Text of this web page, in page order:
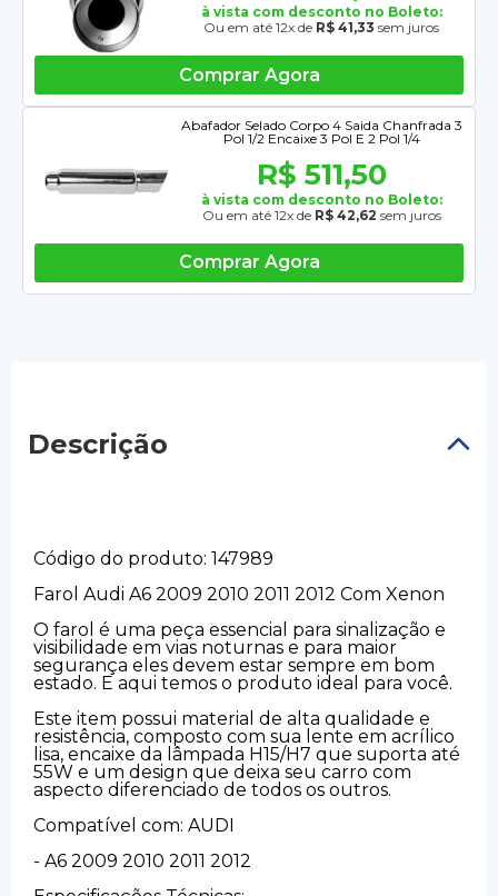
à vista com desconto no Boleto:
Ou em até 12x de R$ 41,33 sem juros
Comprar Agora
Abafador Selado Corpo 4 Saida Chanfrada 3
Pol 1/2 Encaixe 3 Pol E 2 Pol 1/4
R$ 511,50
à vista com desconto no Boleto:
Ou em até 12x de R$ 42,62 sem juros
Comprar Agora
Descrição
Código do produto: 147989
Farol Audi A6 2009 2010 2011 2012 Com Xenon
O farol é uma peça essencial para sinalização e
visibilidade em vias noturnas e para maior
segurança eles devem estar sempre em bom
estado. E aqui temos o produto ideal para você.
Este item possui material de alta qualidade e
resistência, composto com sua lente em acrílico
lisa, encaixe da lâmpada H15/H7 que suporta até
55W e um design que deixa seu carro com
aspecto diferenciado de todos os outros.
Compatível com: AUDI
- A6 2009 2010 2011 2012